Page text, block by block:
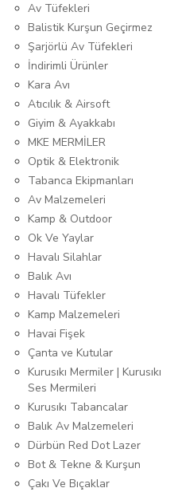
Av Tüfekleri
Balistik Kurşun Geçirmez
Şarjörlü Av Tüfekleri
İndirimli Ürünler
Kara Avı
Atıcılık & Airsoft
Giyim & Ayakkabı
MKE MERMİLER
Optik & Elektronik
Tabanca Ekipmanları
Av Malzemeleri
Kamp & Outdoor
Ok Ve Yaylar
Havalı Silahlar
Balık Avı
Havalı Tüfekler
Kamp Malzemeleri
Havai Fişek
Çanta ve Kutular
Kurusıkı Mermiler | Kurusıkı
Ses Mermileri
Kurusıkı Tabancalar
Balık Av Malzemeleri
Dürbün Red Dot Lazer
Bot & Tekne & Kurşun
Çakı Ve Bıçaklar